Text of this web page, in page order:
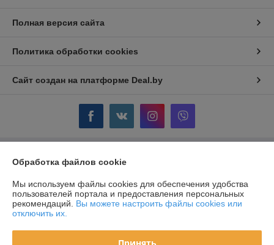
Полная версия сайта
Политика обработки cookies
Сайт создан на платформе Deal.by
Информация для покупателя
Юридическое лицо:ОДО "ГЛОРИЯ-КЛЮЧ" г. Жодино
Республика Беларусь, г. Жодино, ул. Кузнечная, 16.
Регистрационный номер ЕГР: 600238509
УНП: 600238509
Обработка файлов cookie
Мы используем файлы cookies для обеспечения удобства
пользователей портала и предоставления персональных
рекомендаций. Вы можете настроить файлы cookies или
отключить их.
Принять